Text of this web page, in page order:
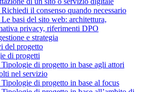
il consenso quando necessario
basi del sito web: architettura,
privacy, riferimenti DPO
e strategia
del progetto
di progetti
di progetto in base agli attori
nel servizio
di progetto in base al focus